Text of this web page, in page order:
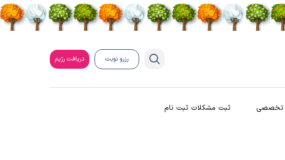
رزرو نوبت دریافت رژیم
تخصصی ثبت مشکلات ثبت نام